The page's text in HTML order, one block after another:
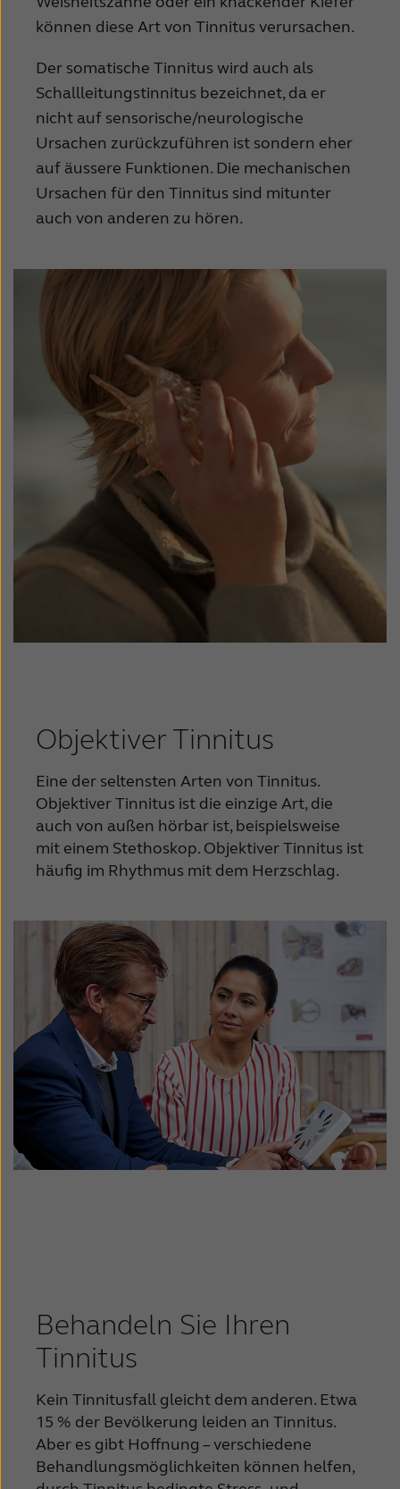
können diese Art von Tinnitus verursachen.
Der somatische Tinnitus wird auch als
Schallleitungstinnitus bezeichnet, da er
nicht auf sensorische/neurologische
Ursachen zurückzuführen ist sondern eher
auf äussere Funktionen. Die mechanischen
Ursachen für den Tinnitus sind mitunter
auch von anderen zu hören.
Objektiver Tinnitus
Eine der seltensten Arten von Tinnitus.
Objektiver Tinnitus ist die einzige Art, die
auch von außen hörbar ist, beispielsweise
mit einem Stethoskop. Objektiver Tinnitus ist
häufig im Rhythmus mit dem Herzschlag.
Behandeln Sie Ihren
Tinnitus
Kein Tinnitusfall gleicht dem anderen. Etwa
15 % der Bevölkerung leiden an Tinnitus.
Aber es gibt Hoffnung – verschiedene
Behandlungsmöglichkeiten können helfen,